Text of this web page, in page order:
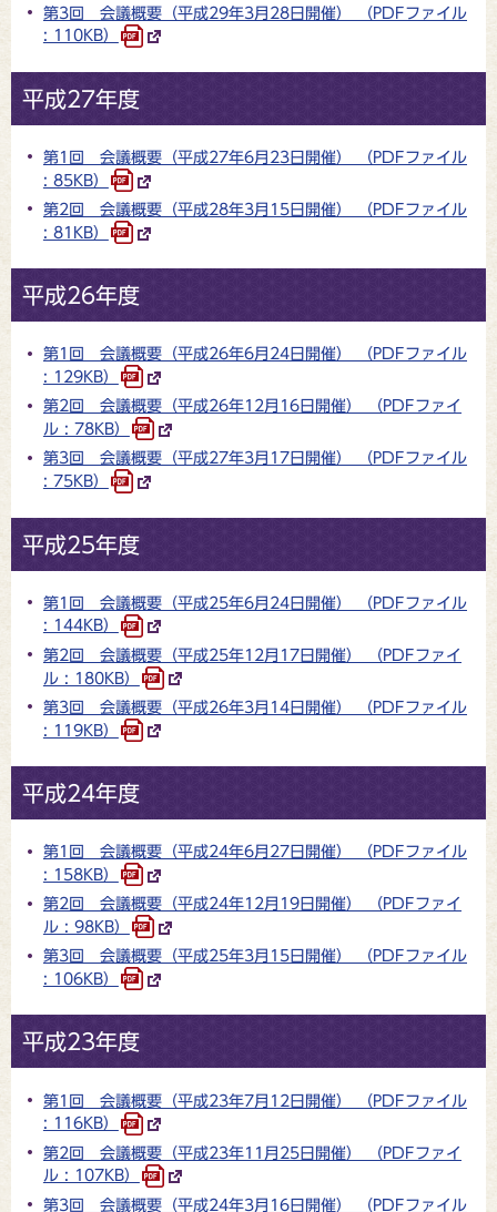
第3回 会議概要（平成29年3月28日開催） （PDFファイル
: 110KB）
平成27年度
第1回 会議概要（平成27年6月23日開催） （PDFファイル
: 85KB）
第2回 会議概要（平成28年3月15日開催） （PDFファイル
: 81KB）
平成26年度
第1回 会議概要（平成26年6月24日開催） （PDFファイル
: 129KB）
第2回 会議概要（平成26年12月16日開催） （PDFファイ
ル : 78KB）
第3回 会議概要（平成27年3月17日開催） （PDFファイル
: 75KB）
平成25年度
第1回 会議概要（平成25年6月24日開催） （PDFファイル
: 144KB）
第2回 会議概要（平成25年12月17日開催） （PDFファイ
ル : 180KB）
第3回 会議概要（平成26年3月14日開催） （PDFファイル
: 119KB）
平成24年度
第1回 会議概要（平成24年6月27日開催） （PDFファイル
: 158KB）
第2回 会議概要（平成24年12月19日開催） （PDFファイ
ル : 98KB）
第3回 会議概要（平成25年3月15日開催） （PDFファイル
: 106KB）
平成23年度
第1回 会議概要（平成23年7月12日開催） （PDFファイル
: 116KB）
第2回 会議概要（平成23年11月25日開催） （PDFファイ
ル : 107KB）
第3回 会議概要（平成24年3月16日開催） （PDFファイル